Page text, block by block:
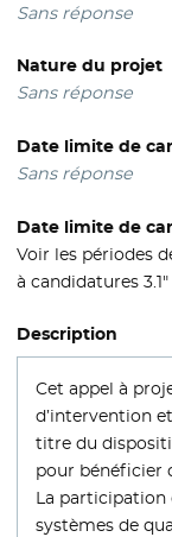
Sans réponse
Nature du projet
Sans réponse
Date limite de
Sans réponse
Date limite de
Voir les périodes
à candidatures 3.1"
Description
Cet appel à
d’intervention
titre du
pour bénéficier
La participation
systèmes de